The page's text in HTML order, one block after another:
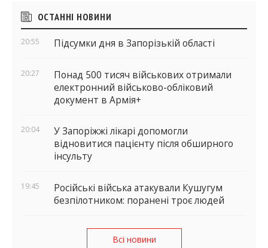
Бічні
віджети
ОСТАННІ НОВИНИ
20:55 Підсумки дня в Запорізькій області
20:27
Понад 500 тисяч військових отримали
електронний військово-обліковий
документ в Армія+
20:04
У Запоріжжі лікарі допомогли
відновитися пацієнту після обширного
інсульту
19:45
Російські війська атакували Кушугум
безпілотником: поранені троє людей
Всі новини